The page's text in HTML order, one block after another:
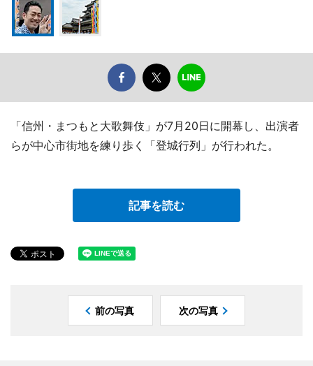
「信州・まつもと大歌舞伎」が7月20日に開幕し、出演者
らが中心市街地を練り歩く「登城行列」が行われた。
記事を読む
前の写真 次の写真